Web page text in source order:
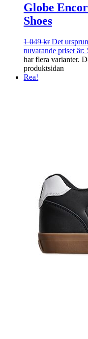
Globe
Shoes
1 049kr Det
nuvarande priset är:
har flera varianter.
produktsidan
Rea!